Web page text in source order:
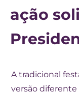
ação
A tradicional
versão